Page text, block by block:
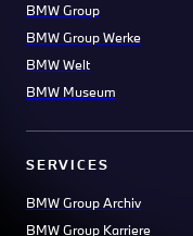
BMW Group
BMW Group Werke
BMW Welt
BMW Museum
SERVICES
BMW Group Archiv
BMW Group Karriere